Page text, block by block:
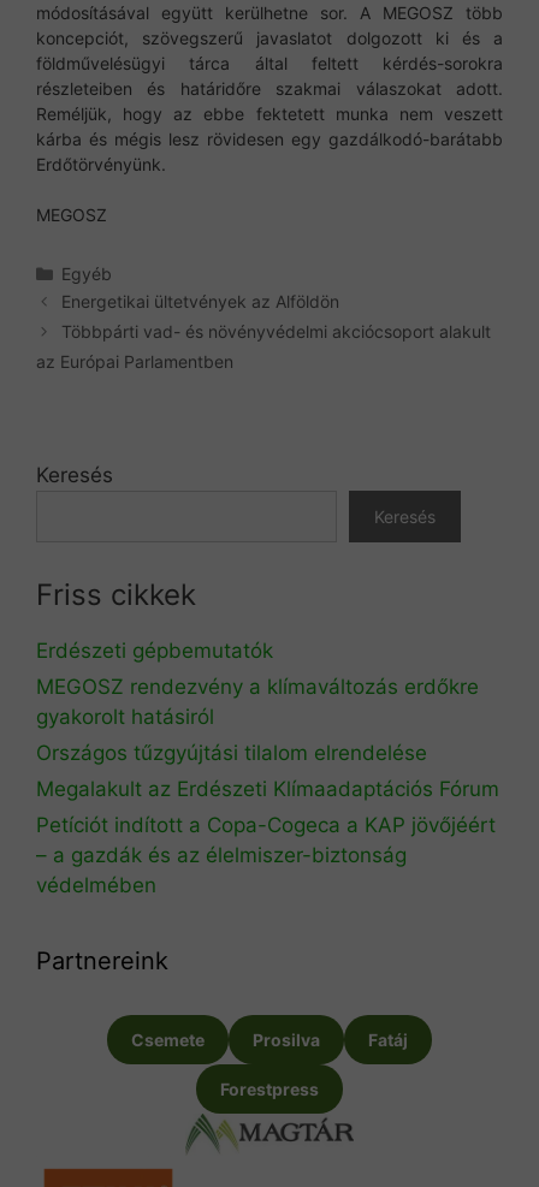
módosításával együtt kerülhetne sor. A MEGOSZ több
koncepciót, szövegszerű javaslatot dolgozott ki és a
földművelésügyi tárca által feltett kérdés-sorokra
részleteiben és határidőre szakmai válaszokat adott.
Reméljük, hogy az ebbe fektetett munka nem veszett
kárba és mégis lesz rövidesen egy gazdálkodó-barátabb
Erdőtörvényünk.
MEGOSZ
Kategória
Egyéb
Energetikai ültetvények az Alföldön
Többpárti vad- és növényvédelmi akciócsoport alakult
az Európai Parlamentben
Keresés
Keresés
Friss cikkek
Erdészeti gépbemutatók
MEGOSZ rendezvény a klímaváltozás erdőkre
gyakorolt hatásiról
Országos tűzgyújtási tilalom elrendelése
Megalakult az Erdészeti Klímaadaptációs Fórum
Petíciót indított a Copa-Cogeca a KAP jövőjéért
– a gazdák és az élelmiszer-biztonság
védelmében
Partnereink
Csemete Prosilva Fatáj
Forestpress